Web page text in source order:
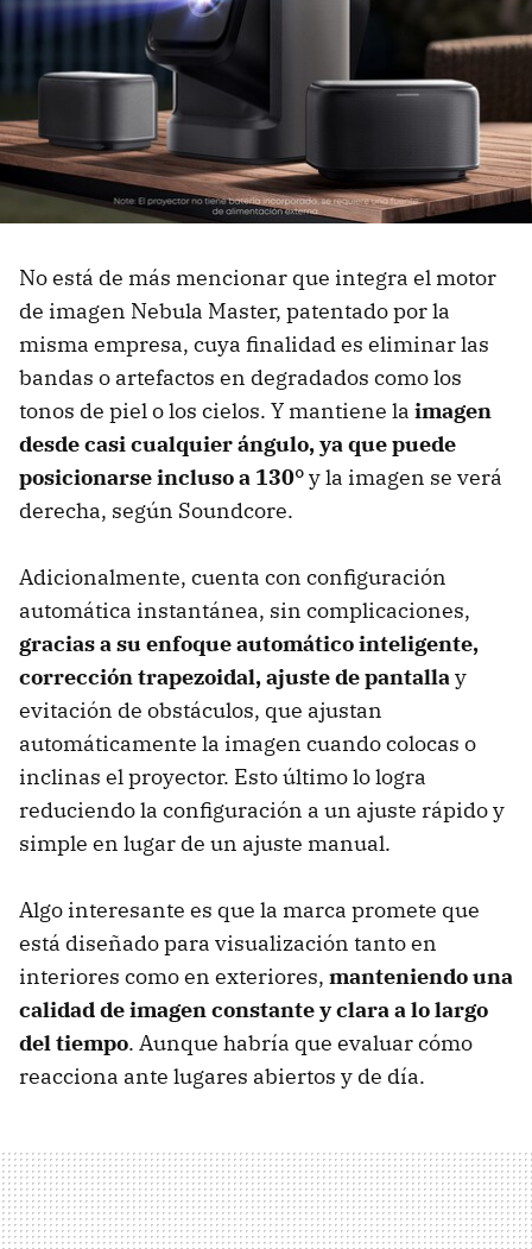
No está de más mencionar que integra el motor
de imagen Nebula Master, patentado por la
misma empresa, cuya finalidad es eliminar las
bandas o artefactos en degradados como los
tonos de piel o los cielos. Y mantiene la imagen
desde casi cualquier ángulo, ya que puede
posicionarse incluso a 130°y la imagen se verá
derecha, según Soundcore.
Adicionalmente, cuenta con configuración
automática instantánea, sin complicaciones,
gracias a su enfoque automático inteligente,
corrección trapezoidal, ajuste de pantallay
evitación de obstáculos, que ajustan
automáticamente la imagen cuando colocas o
inclinas el proyector. Esto último lo logra
reduciendo la configuración a un ajuste rápido y
simple en lugar de un ajuste manual.
Algo interesante es que la marca promete que
está diseñado para visualización tanto en
interiores como en exteriores, manteniendo una
calidad de imagen constante y clara a lo largo
del tiempo. Aunque habría que evaluar cómo
reacciona ante lugares abiertos y de día.